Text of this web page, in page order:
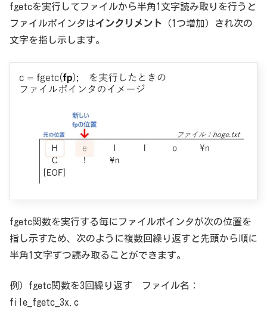
fgetcを実行してファイルから半角1文字読み取りを行うと
ファイルポインタはインクリメント （1つ増加）され次の
文字を指し示します。
fgetc関数を実行する毎にファイルポインタが次の位置を
指し示すため、次のように複数回繰り返すと先頭から順に
半角1文字ずつ読み取ることができます。
例）fgetc関数を3回繰り返す ファイル名：
file_fgetc_3x.c